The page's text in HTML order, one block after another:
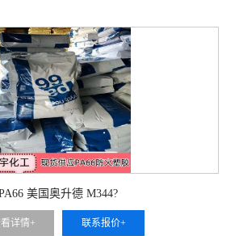
美国奥升德 M344?
详情+ 联系报价+